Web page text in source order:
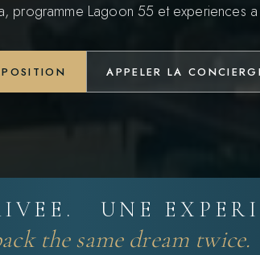
programme Lagoon 55 et experiences a
APPELER LA
UNE
the same dream twice.